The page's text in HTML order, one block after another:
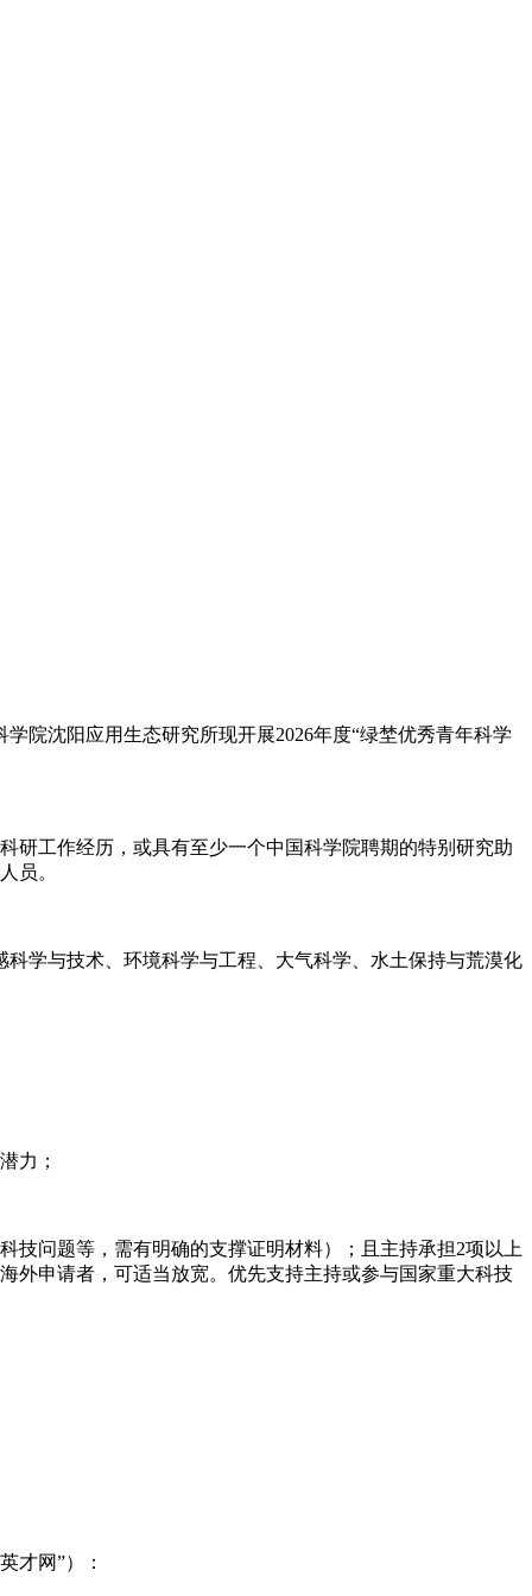
院沈阳应用生态研究所现开展2026年度“绿埜优秀青年科学
研工作经历，或具有至少一个中国科学院聘期的特别研究助
员。
学与技术、环境科学与工程、大气科学、水土保持与荒漠化
力；
技问题等，需有明确的支撑证明材料）；且主持承担2项以上
外申请者，可适当放宽。优先支持主持或参与国家重大科技
才网”）：